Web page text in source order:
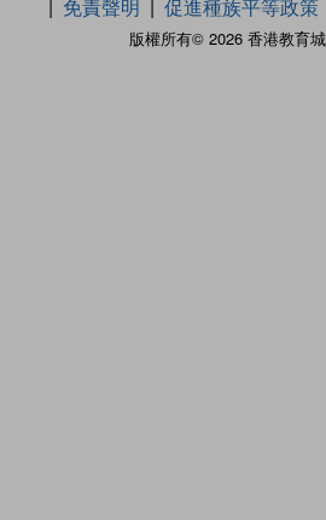
版權所有© 2026 香港教育
免責聲明
促進種族平等政策